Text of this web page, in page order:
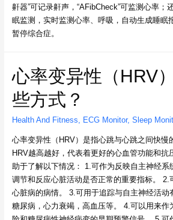
鼾器”可记录鼾声，“AFibCheck”可监测心率；
眠监测，实时监测心率、呼吸，自动生成睡眠
暂停综合症。
心率变异性（HRV
些方式？
Health And Fitness, ECG Monitor, Sleep
心率变异性（HRV）是指心跳与心跳之间快慢
HRV越高越好，代表着更好的心血管功能和抗
助于了解以下情况： 1.可作为反映自主神经系
调节和反应心脏活动是否正常的重要指标。 2.
心脏病的病情。 3.可用于追踪与自主神经活动
糖尿病，心力衰竭，高血压等。 4.可以用来作